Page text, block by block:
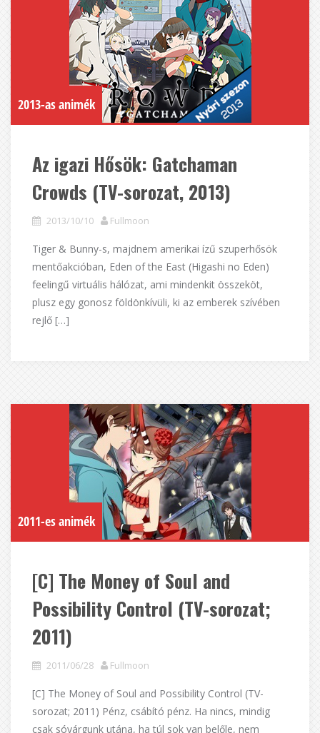
2013-as animék
Az igazi Hősök: Gatchaman
Crowds (TV-sorozat, 2013)
2013/10/10 Fullmoon
Tiger & Bunny-s, majdnem amerikai ízű szuperhősök
mentőakcióban, Eden of the East (Higashi no Eden)
feelingű virtuális hálózat, ami mindenkit összeköt,
plusz egy gonosz földönkívüli, ki az emberek szívében
rejlő […]
2011-es animék
[C] The Money of Soul and
Possibility Control (TV-sorozat;
2011)
2011/06/28 Fullmoon
[C] The Money of Soul and Possibility Control (TV-
sorozat; 2011) Pénz, csábító pénz. Ha nincs, mindig
csak sóvárgunk utána, ha túl sok van belőle, nem